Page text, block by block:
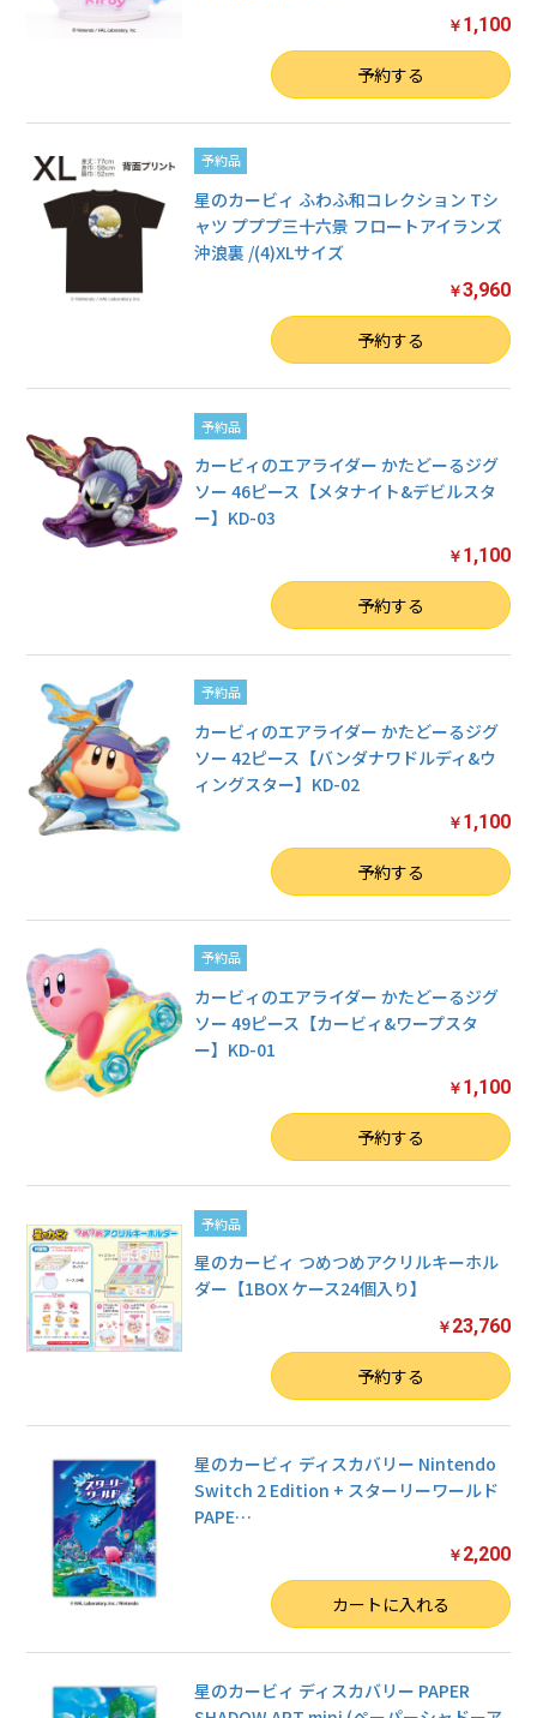
￥ 1,100
予約する
予約品
星のカービィ ふわふ和コレクション Tシ
ャツ プププ三十六景 フロートアイランズ
沖浪裏 /(4)XLサイズ
￥3,960
予約する
予約品
カービィのエアライダー かたどーるジグ
ソー 46ピース【メタナイト&デビルスタ
ー】KD-03
￥ 1,100
予約する
予約品
カービィのエアライダー かたどーるジグ
ソー 42ピース【バンダナワドルディ&ウ
ィングスター】KD-02
￥ 1,100
予約する
予約品
カービィのエアライダー かたどーるジグ
ソー 49ピース【カービィ&ワープスタ
ー】KD-01
￥ 1,100
予約する
予約品
星のカービィ つめつめアクリルキーホル
ダー【1BOX ケース24個入り】
￥ 23,760
予約する
星のカービィ ディスカバリー Nintendo
Switch 2 Edition + スターリーワールド
PAPE…
￥ 2,200
カートに入れる
星のカービィ ディスカバリー PAPER